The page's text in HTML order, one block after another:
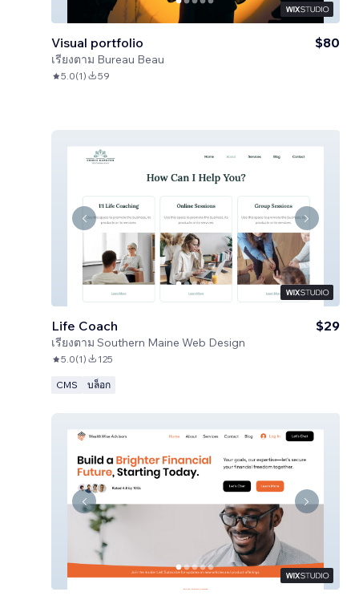
Visual portfolio
เรียงตาม Bureau Beau
$80
5.0(1) 59
Life Coach
เรียงตาม Southern Maine Web Design
$29
5.0(1) 125
CMS บล็อก